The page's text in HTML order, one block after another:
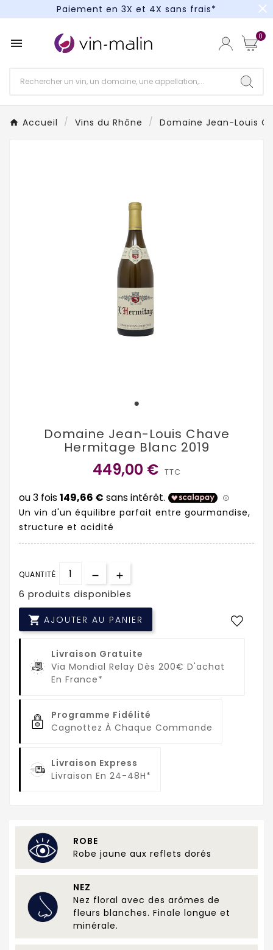
Paiement en 3X et 4X sans frais*
Paiement en 3X et 4X sans frais*
close
 0
Accueil Vins du Rhône Domaine Jean-Louis
Domaine Jean-Louis Chave
Hermitage Blanc 2019
449,00 € TTC
Un vin d'un équilibre parfait entre gourmandise,
structure et acidité
QUANTITÉ
6 produits disponibles
 AJOUTER AU PANIER
Livraison Gratuite
Via Mondial Relay Dès 200€ D'achat
En France*
Programme Fidélité
Cagnottez À Chaque Commande
Livraison Express
Livraison En 24-48H*
ROBE
Robe jaune aux reflets dorés
NEZ
Nez floral avec des arômes de
fleurs blanches. Finale longue et
minérale.